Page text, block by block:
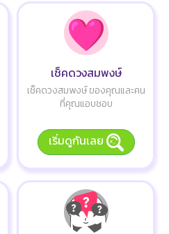
เช็คดวงสมพงษ์
เช็คดวงสมพงษ์ ของคุณและคน
ที่คุณแอบชอบ
เริ่มดูกันเลย